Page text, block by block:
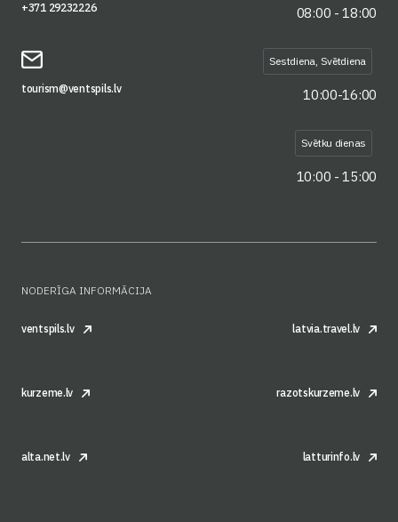
+371 29232226
tourism@ventspils.lv
08:00 - 18:00
Sestdiena, Svētdiena
10:00-16:00
Svētku dienas
10:00 - 15:00
NODERĪGA INFORMĀCIJA
ventspils.lv latvia.travel.lv
kurzeme.lv razotskurzeme.lv
alta.net.lv latturinfo.lv